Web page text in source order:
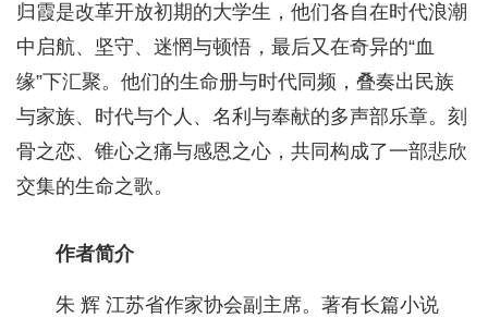
归霞是改革开放初期的大学生，他们各自在时代浪潮
中启航、坚守、迷惘与顿悟，最后又在奇异的“血
缘”下汇聚。他们的生命册与时代同频，叠奏出民族
与家族、时代与个人、名利与奉献的多声部乐章。刻
骨之恋、锥心之痛与感恩之心，共同构成了一部悲欣
交集的生命之歌。
作者简介
朱 辉 江苏省作家协会副主席。著有长篇小说